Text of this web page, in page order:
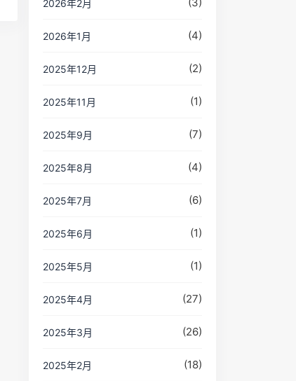
2026年2月
2026年1月 (4)
2025年12月 (2)
2025年11月 (1)
2025年9月 (7)
2025年8月 (4)
2025年7月 (6)
2025年6月 (1)
2025年5月 (1)
2025年4月 (27)
2025年3月 (26)
2025年2月 (18)